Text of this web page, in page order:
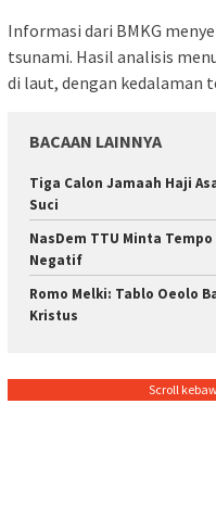
Informasi dari BMKG
tsunami. Hasil analisis
di laut, dengan kedalaman
BACAAN LAINNYA
Tiga Calon Jamaah Haji
Suci
NasDem TTU Minta
Negatif
Romo Melki: Tablo Oeolo
Kristus
Scroll